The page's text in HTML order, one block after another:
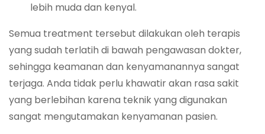
lebih muda dan kenyal.
Semua treatment tersebut dilakukan oleh terapis
yang sudah terlatih di bawah pengawasan dokter,
sehingga keamanan dan kenyamanannya sangat
terjaga. Anda tidak perlu khawatir akan rasa sakit
yang berlebihan karena teknik yang digunakan
sangat mengutamakan kenyamanan pasien.